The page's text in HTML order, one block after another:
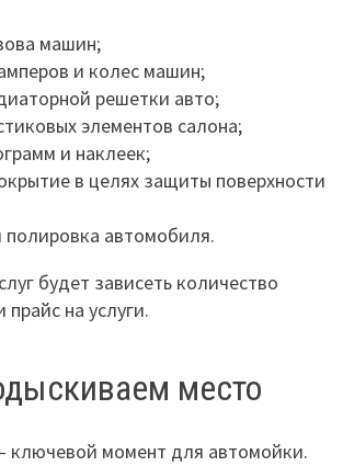
машин;
и колес машин;
решетки авто;
элементов салона;
и наклеек;
в целях защиты поверхности
полировка автомобиля.
будет зависеть количество
на услуги.
место
ключевой момент для автомойки.